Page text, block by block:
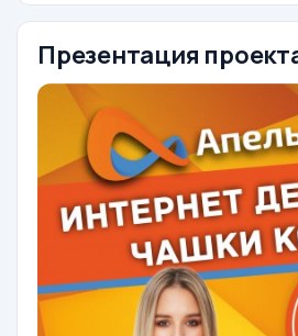
Презентация